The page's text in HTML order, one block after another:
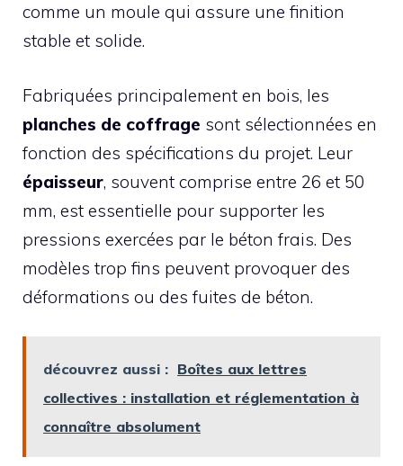
comme un moule qui assure une finition
stable et solide.
Fabriquées principalement en bois, les
planches de coffrage sont sélectionnées en
fonction des spécifications du projet. Leur
épaisseur, souvent comprise entre 26 et 50
mm, est essentielle pour supporter les
pressions exercées par le béton frais. Des
modèles trop fins peuvent provoquer des
déformations ou des fuites de béton.
découvrez aussi : Boîtes aux lettres
collectives : installation et réglementation à
connaître absolument